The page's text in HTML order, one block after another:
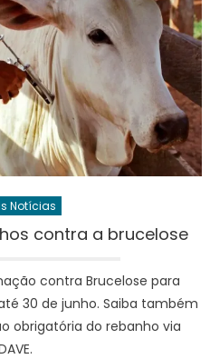
Notícias
contra a brucelose
contra Brucelose para
30 de junho. Saiba também
obrigatória do rebanho via